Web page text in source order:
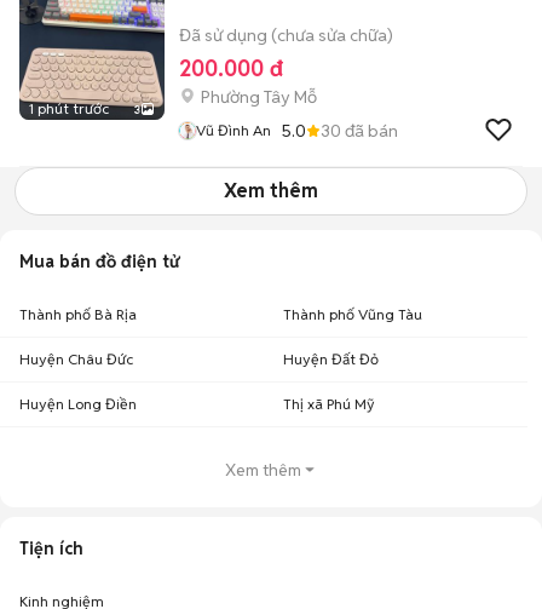
1 phút trước 3
Đã sử dụng (chưa sửa chữa)
200.000 đ
Phường Tây Mỗ
Vũ Đình An 5.0 30 đã bán
Xem thêm
Mua bán đồ điện tử
Thành phố Bà Rịa Thành phố Vũng Tàu
Huyện Châu Đức Huyện Đất Đỏ
Huyện Long Điền Thị xã Phú Mỹ
Xem thêm
Tiện ích
Kinh nghiệm